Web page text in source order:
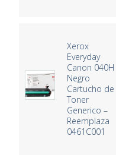
Xerox
Everyday
Canon 040H
Negro
Cartucho de
Toner
Generico –
Reemplaza
0461C001